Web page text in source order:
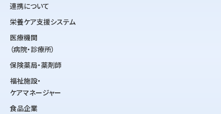
連携について
栄養ケア支援システム
医療機関
（病院・診療所）
保険薬局・薬剤師
福祉施設・
ケアマネージャー
食品企業